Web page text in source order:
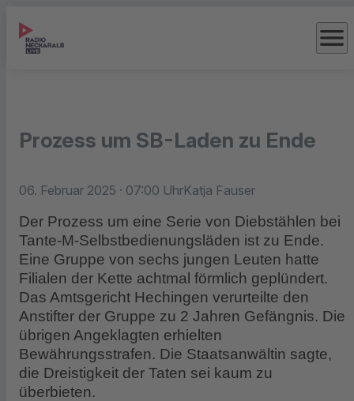
menu
Prozess um SB-Laden zu Ende
06. Februar 2025 · 07:00 UhrKatja Fauser
Der Prozess um eine Serie von Diebstählen bei
Tante-M-Selbstbedienungsläden ist zu Ende.
Eine Gruppe von sechs jungen Leuten hatte
Filialen der Kette achtmal förmlich geplündert.
Das Amtsgericht Hechingen verurteilte den
Anstifter der Gruppe zu 2 Jahren Gefängnis. Die
übrigen Angeklagten erhielten
Bewährungsstrafen. Die Staatsanwältin sagte,
die Dreistigkeit der Taten sei kaum zu
überbieten.